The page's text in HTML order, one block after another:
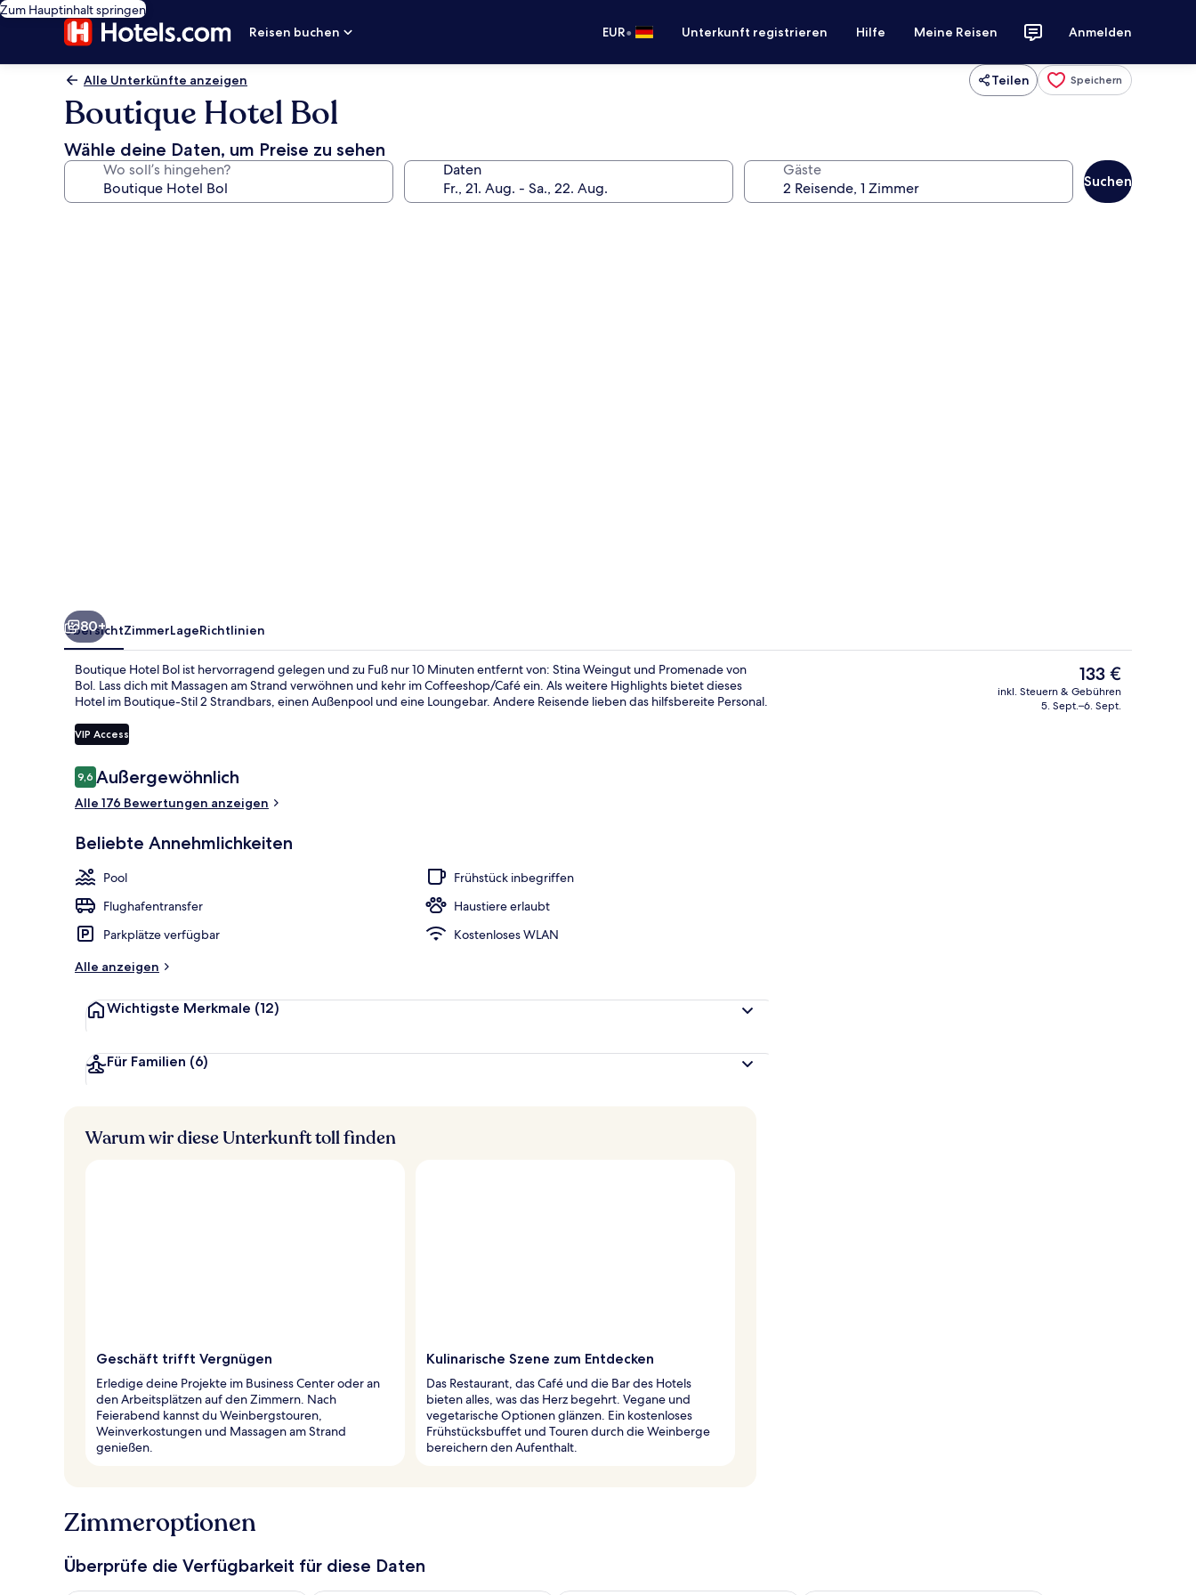
Zum Hauptinhalt springen
Reisen buchen
EUR• Unterkunft registrieren Hilfe Meine Reisen Anmelden
Alle Unterkünfte anzeigen Teilen Speichern
Boutique Hotel Bol
Wähle deine Daten, um Preise zu sehen
Wo soll’s hingehen? Daten Gäste
Suchen
Sehenswürdigkeit
80+
ÜbersichtZimmerLageRichtlinien
Boutique Hotel Bol ist hervorragend gelegen und zu Fuß nur 10 Minuten entfernt von: Stina Weingut und Promenade von
Bol. Lass dich mit Massagen am Strand verwöhnen und kehr im Coffeeshop/Café ein. Als weitere Highlights bietet dieses
Hotel im Boutique-Stil 2 Strandbars, einen Außenpool und eine Loungebar. Andere Reisende lieben das hilfsbereite Personal.
VIP Access
Bewertungen
9,69,6 von 10.
Außergewöhnlich
Alle 176 Bewertungen anzeigen
Beliebte Annehmlichkeiten
Pool
Frühstück inbegriffen
Flughafentransfer
Haustiere erlaubt
Parkplätze verfügbar
Kostenloses WLAN
Alle anzeigen
Wichtigste Merkmale (12)
Für Familien (6)
Der
aktuelle
Preis
133 €
inkl. Steuern & Gebühren
5. Sept.–6. Sept.
Warum wir diese Unterkunft toll finden
Geschäft trifft Vergnügen
Erledige deine Projekte im Business Center oder an
den Arbeitsplätzen auf den Zimmern. Nach
Feierabend kannst du Weinbergstouren,
Weinverkostungen und Massagen am Strand
genießen.
Kulinarische Szene zum Entdecken
Das Restaurant, das Café und die Bar des Hotels
bieten alles, was das Herz begehrt. Vegane und
vegetarische Optionen glänzen. Ein kostenloses
Frühstücksbuffet und Touren durch die Weinberge
bereichern den Aufenthalt.
Zimmeroptionen
Überprüfe die Verfügbarkeit für diese Daten